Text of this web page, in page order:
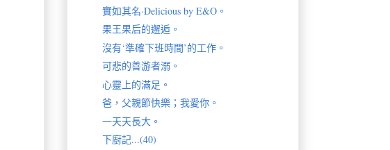
實如其名·Delicious by E&O。
果王果后的邂逅。
沒有‘準確下班時間’的工作。
可悲的善游者溺。
心靈上的滿足。
爸，父親節快樂；我愛你。
一天天長大。
下廚記...(40)